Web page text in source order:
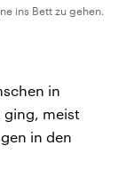
ins Bett zu gehen.
in
ging, meist
in den